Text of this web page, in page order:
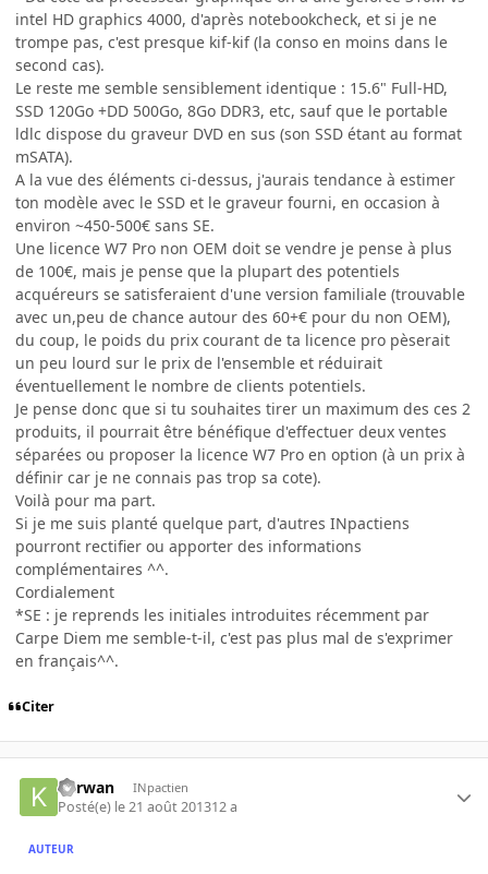
intel HD graphics 4000, d'après notebookcheck, et si je ne
trompe pas, c'est presque kif-kif (la conso en moins dans le
second cas).
Le reste me semble sensiblement identique : 15.6" Full-HD,
SSD 120Go +DD 500Go, 8Go DDR3, etc, sauf que le portable
ldlc dispose du graveur DVD en sus (son SSD étant au format
mSATA).
A la vue des éléments ci-dessus, j'aurais tendance à estimer
ton modèle avec le SSD et le graveur fourni, en occasion à
environ ~450-500€ sans SE.
Une licence W7 Pro non OEM doit se vendre je pense à plus
de 100€, mais je pense que la plupart des potentiels
acquéreurs se satisferaient d'une version familiale (trouvable
avec un,peu de chance autour des 60+€ pour du non OEM),
du coup, le poids du prix courant de ta licence pro pèserait
un peu lourd sur le prix de l'ensemble et réduirait
éventuellement le nombre de clients potentiels.
Je pense donc que si tu souhaites tirer un maximum des ces 2
produits, il pourrait être bénéfique d'effectuer deux ventes
séparées ou proposer la licence W7 Pro en option (à un prix à
définir car je ne connais pas trop sa cote).
Voilà pour ma part.
Si je me suis planté quelque part, d'autres INpactiens
pourront rectifier ou apporter des informations
complémentaires ^^.
Cordialement
*SE : je reprends les initiales introduites récemment par
Carpe Diem me semble-t-il, c'est pas plus mal de s'exprimer
en français^^.
Citer
Kerwan INpactien
Posté(e) le 21 août 201312 a
AUTEUR